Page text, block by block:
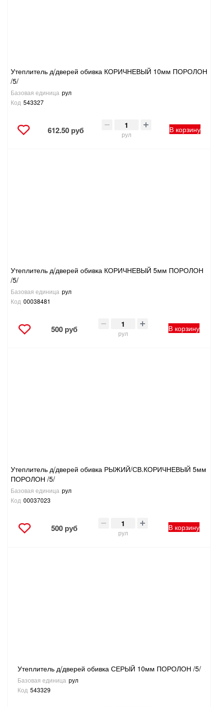
Утеплитель д/дверей обивка КОРИЧНЕВЫЙ 10мм ПОРОЛОН
/5/
Базовая единица рул
Код 543327
612.50 руб рул
В корзину
Утеплитель д/дверей обивка КОРИЧНЕВЫЙ 5мм ПОРОЛОН
/5/
Базовая единица рул
Код 00038481
500 руб рул
В корзину
Утеплитель д/дверей обивка РЫЖИЙ/СВ.КОРИЧНЕВЫЙ 5мм
ПОРОЛОН /5/
Базовая единица рул
Код 00037023
500 руб рул
В корзину
Утеплитель д/дверей обивка СЕРЫЙ 10мм ПОРОЛОН /5/
Базовая единица рул
Код 543329